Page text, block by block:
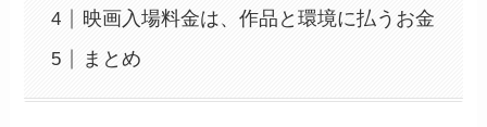
映画入場料金は、作品と環境に払うお金
まとめ